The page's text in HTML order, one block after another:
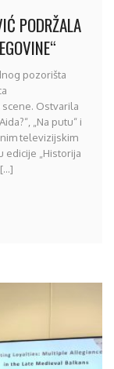
PODRŽALA
pozorišta
Ostvarila
„Na putu“ i
televizijskim
edicije „Historija